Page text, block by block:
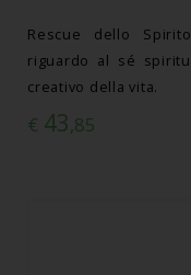
Rescue dello
riguardo al sé
creativo della vita.
€ 43,85